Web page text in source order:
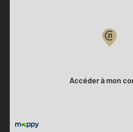
Accéder à mon